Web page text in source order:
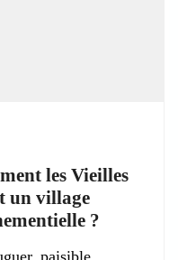
les Vieilles
un village
?
paisible